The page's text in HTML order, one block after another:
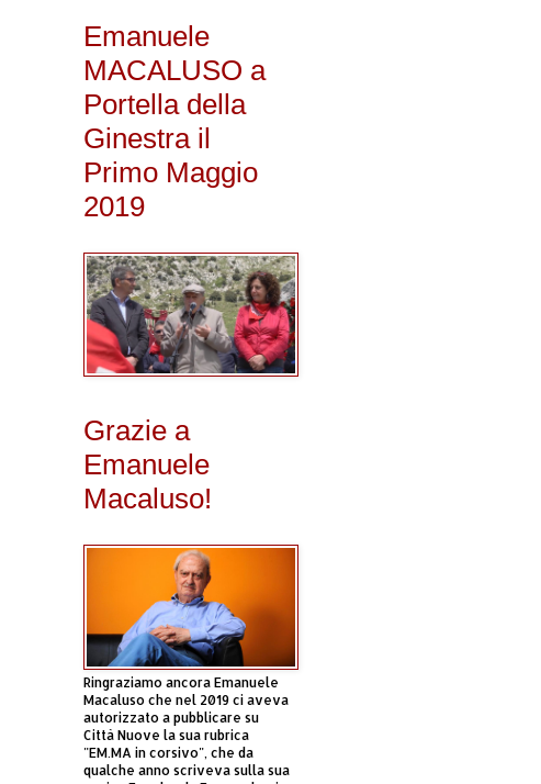
Emanuele
MACALUSO a
Portella della
Ginestra il
Primo Maggio
2019
Grazie a
Emanuele
Macaluso!
Ringraziamo ancora Emanuele
Macaluso che nel 2019 ci aveva
autorizzato a pubblicare su
Città Nuove la sua rubrica
"EM.MA in corsivo", che da
qualche anno scriveva sulla sua